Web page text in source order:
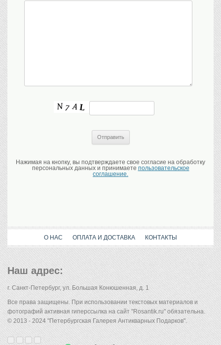
Нажимая на кнопку, вы подтверждаете свое согласие на обработку
персональных данных и принимаете пользовательское
соглашение.
О НАС ОПЛАТА И ДОСТАВКА КОНТАКТЫ
Наш адрес:
г. Санкт-Петербург, ул. Большая Конюшенная, д. 1
Все права защищены. При использовании текстовых материалов и
фотографий активная гиперссылка на сайт "Rosantik.ru" обязательна.
© 2013 - 2024 "Петербургская Галерея Антикварных Подарков".